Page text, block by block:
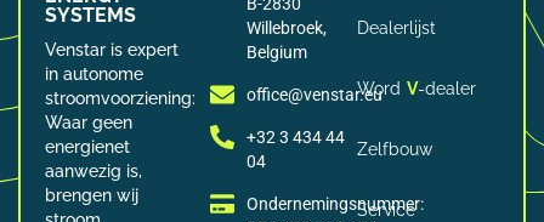
SYSTEMS
Venstar is expert
in autonome
stroomvoorziening:
Waar geen
energienet
aanwezig is,
brengen wij
Willebroek,
Belgium
office@venstar.eu
+32 3 434 44
04
Ondernemingsnummer:
Dealerlijst
Word V-dealer
Zelfbouw
Service